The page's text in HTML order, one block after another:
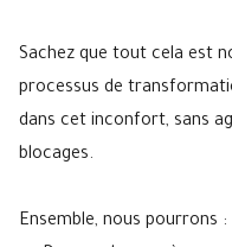
Sachez que tout cela est
processus de
dans cet inconfort, sans
blocages.
Ensemble, nous pourrons :